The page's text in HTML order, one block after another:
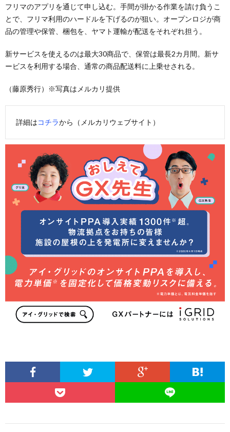
フリマのアプリを通じて申し込む。手間が掛かる作業を請け負うこ
とで、フリマ利用のハードルを下げるのが狙い。オープンロジが商
品の管理や保管、梱包を、ヤマト運輸が配送をそれぞれ担う。
新サービスを使えるのは最大30商品で、保管は最長2カ月間。新サ
ービスを利用する場合、通常の商品配送料に上乗せされる。
（藤原秀行）※写真はメルカリ提供
詳細はコチラから（メルカリウェブサイト）